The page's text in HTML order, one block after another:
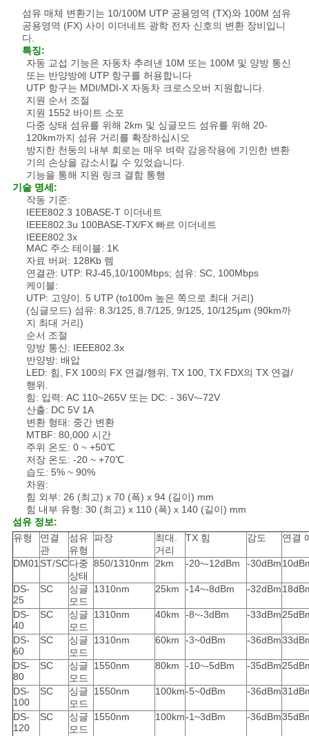
하
다
PRIVACY
POLICY
섬유 매체 변환기는 10/100M UTP 공용영역 (TX)와 100M 섬유
공용영역 (FX) 사이 이더네트 광학 전자 신호의 변환 장비입니
다.
특징:
자동 교섭 기능은 자동차 추려낸 10M 또는 100M 및 양방 통신
또는 반양방에 UTP 항구를 허용합니다
UTP 항구는 MDI/MDI-X 자동차 크로스오버 지원합니다.
지원 순서 조절
지원 1552 바이트 소포
다중 상태 섬유를 위해 2km 및 싱글모드 섬유를 위해 20-
120km까지 섬유 거리를 확장하십시오
방지한 천둥의 내부 회로는 매우 벼락 감응작용에 기인한 변환
기의 손상을 감소시킬 수 있었습니다.
기능을 통해 지원 링크 결함 통행
기술 명세:
작동 기준:
IEEE802.3 10BASE-T 이더네트
IEEE802.3u 100BASE-TX/FX 빠르 이더네트
IEEE802.3x
MAC 주소 테이블: 1K
자료 버퍼: 128Kb 렘
연결관: UTP: RJ-45,10/100Mbps; 섬유: SC, 100Mbps
케이블:
UTP: 고양이. 5 UTP (to100m 높은 쪽으로 최대 거리)
(싱글모드) 섬유: 8.3/125, 8.7/125, 9/125, 10/125μm (90km까
지 최대 거리)
순서 조절
양방 통신: IEEE802.3x
반양방: 배압
LED: 힘, FX 100의 FX 연결/행위, TX 100, TX FDX의 TX 연결/
행위.
힘: 입력: AC 110~265V 또는 DC: - 36V~-72V
산출: DC 5V 1A
변환 형태: 중간 변환
MTBF: 80,000 시간
주위 온도: 0 ~ +50℃
저장 온도: -20 ~ +70℃
습도: 5% ~ 90%
차원:
힘 외부: 26 (최고) x 70 (폭) x 94 (길이) mm
힘 내부 유형: 30 (최고) x 110 (폭) x 140 (길이) mm
섬유 정보:
유형
연결
관
섬유
유형
파장
최대.
거리
TX 힘 감도 연결
DM01ST/SC다중
상태
850/1310nm 2km -20~-12dBm -30dBm
DS-
25
SC
싱글
모드
1310nm 25km -14~-8dBm -32dBm
DS-
40
SC
싱글
모드
1310nm 40km -8~-3dBm -33dBm
DS-
60
SC
싱글
모드
1310nm 60km -3~0dBm -36dBm
DS-
80
SC
싱글
모드
1550nm 80km -10~-5dBm -35dBm
DS-
100
SC
싱글
모드
1550nm 100km-5~0dBm -36dBm
DS-
120
SC
싱글
모드
1550nm 100km-1~3dBm -36dBm